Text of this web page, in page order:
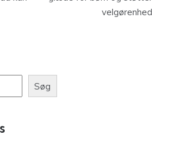
velgørenhed
Søg